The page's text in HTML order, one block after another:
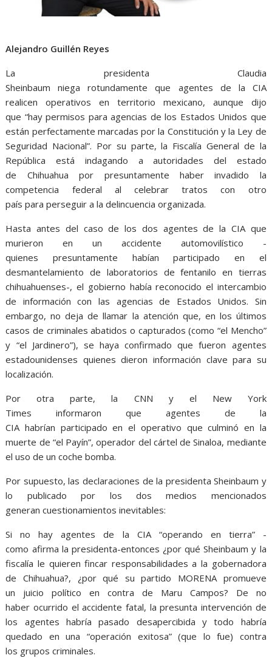
Alejandro Guillén Reyes
La presidenta Claudia
Sheinbaum niega rotundamente que agentes de la CIA
realicen operativos en territorio mexicano, aunque dijo
que “hay permisos para agencias de los Estados Unidos que
están perfectamente marcadas por la Constitución y la Ley de
Seguridad Nacional”. Por su parte, la Fiscalía General de la
República está indagando a autoridades del estado
de Chihuahua por presuntamente haber invadido la
competencia federal al celebrar tratos con otro
país para perseguir a la delincuencia organizada.
Hasta antes del caso de los dos agentes de la CIA que
murieron en un accidente automovilístico -
quienes presuntamente habían participado en el
desmantelamiento de laboratorios de fentanilo en tierras
chihuahuenses-, el gobierno había reconocido el intercambio
de información con las agencias de Estados Unidos. Sin
embargo, no deja de llamar la atención que, en los últimos
casos de criminales abatidos o capturados (como “el Mencho”
y “el Jardinero”), se haya confirmado que fueron agentes
estadounidenses quienes dieron información clave para su
localización.
Por otra parte, la CNN y el New York
Times informaron que agentes de la
CIA habrían participado en el operativo que culminó en la
muerte de “el Payín”, operador del cártel de Sinaloa, mediante
el uso de un coche bomba.
Por supuesto, las declaraciones de la presidenta Sheinbaum y
lo publicado por los dos medios mencionados
generan cuestionamientos inevitables:
Si no hay agentes de la CIA “operando en tierra” -
como afirma la presidenta-entonces ¿por qué Sheinbaum y la
fiscalía le quieren fincar responsabilidades a la gobernadora
de Chihuahua?, ¿por qué su partido MORENA promueve
un juicio político en contra de Maru Campos? De no
haber ocurrido el accidente fatal, la presunta intervención de
los agentes habría pasado desapercibida y todo habría
quedado en una “operación exitosa” (que lo fue) contra
los grupos criminales.